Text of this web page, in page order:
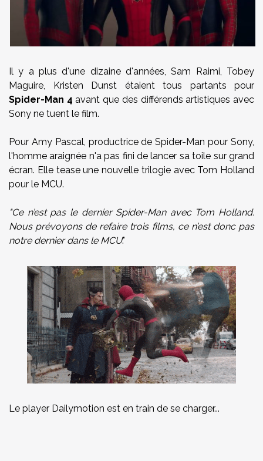
Il y a plus d'une dizaine d'années, Sam Raimi, Tobey
Maguire, Kristen Dunst étaient tous partants pour
Spider-Man 4 avant que des différends artistiques avec
Sony ne tuent le film.
Pour Amy Pascal, productrice de Spider-Man pour Sony,
l'homme araignée n'a pas fini de lancer sa toile sur grand
écran. Elle tease une nouvelle trilogie avec Tom Holland
pour le MCU.
"Ce n’est pas le dernier Spider-Man avec Tom Holland.
Nous prévoyons de refaire trois films, ce n’est donc pas
notre dernier dans le MCU."
Le player Dailymotion est en train de se charger...